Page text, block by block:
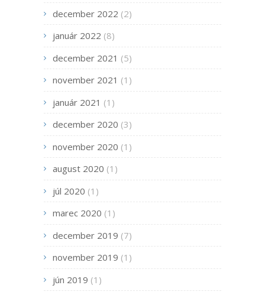
december 2022 (2)
január 2022 (8)
december 2021 (5)
november 2021 (1)
január 2021 (1)
december 2020 (3)
november 2020 (1)
august 2020 (1)
júl 2020 (1)
marec 2020 (1)
december 2019 (7)
november 2019 (1)
jún 2019 (1)